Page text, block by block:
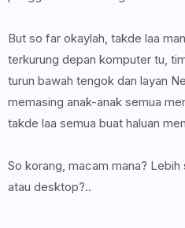
But so far okaylah, takde laa
terkurung depan komputer tu,
turun bawah tengok dan layan
memasing anak-anak semua
takde laa semua buat haluan
So korang, macam mana?
atau desktop?..